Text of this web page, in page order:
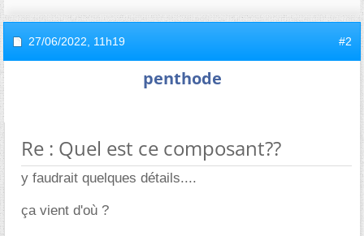
27/06/2022, 11h19 #2
penthode
Re : Quel est ce composant??
y faudrait quelques détails....
ça vient d'où ?